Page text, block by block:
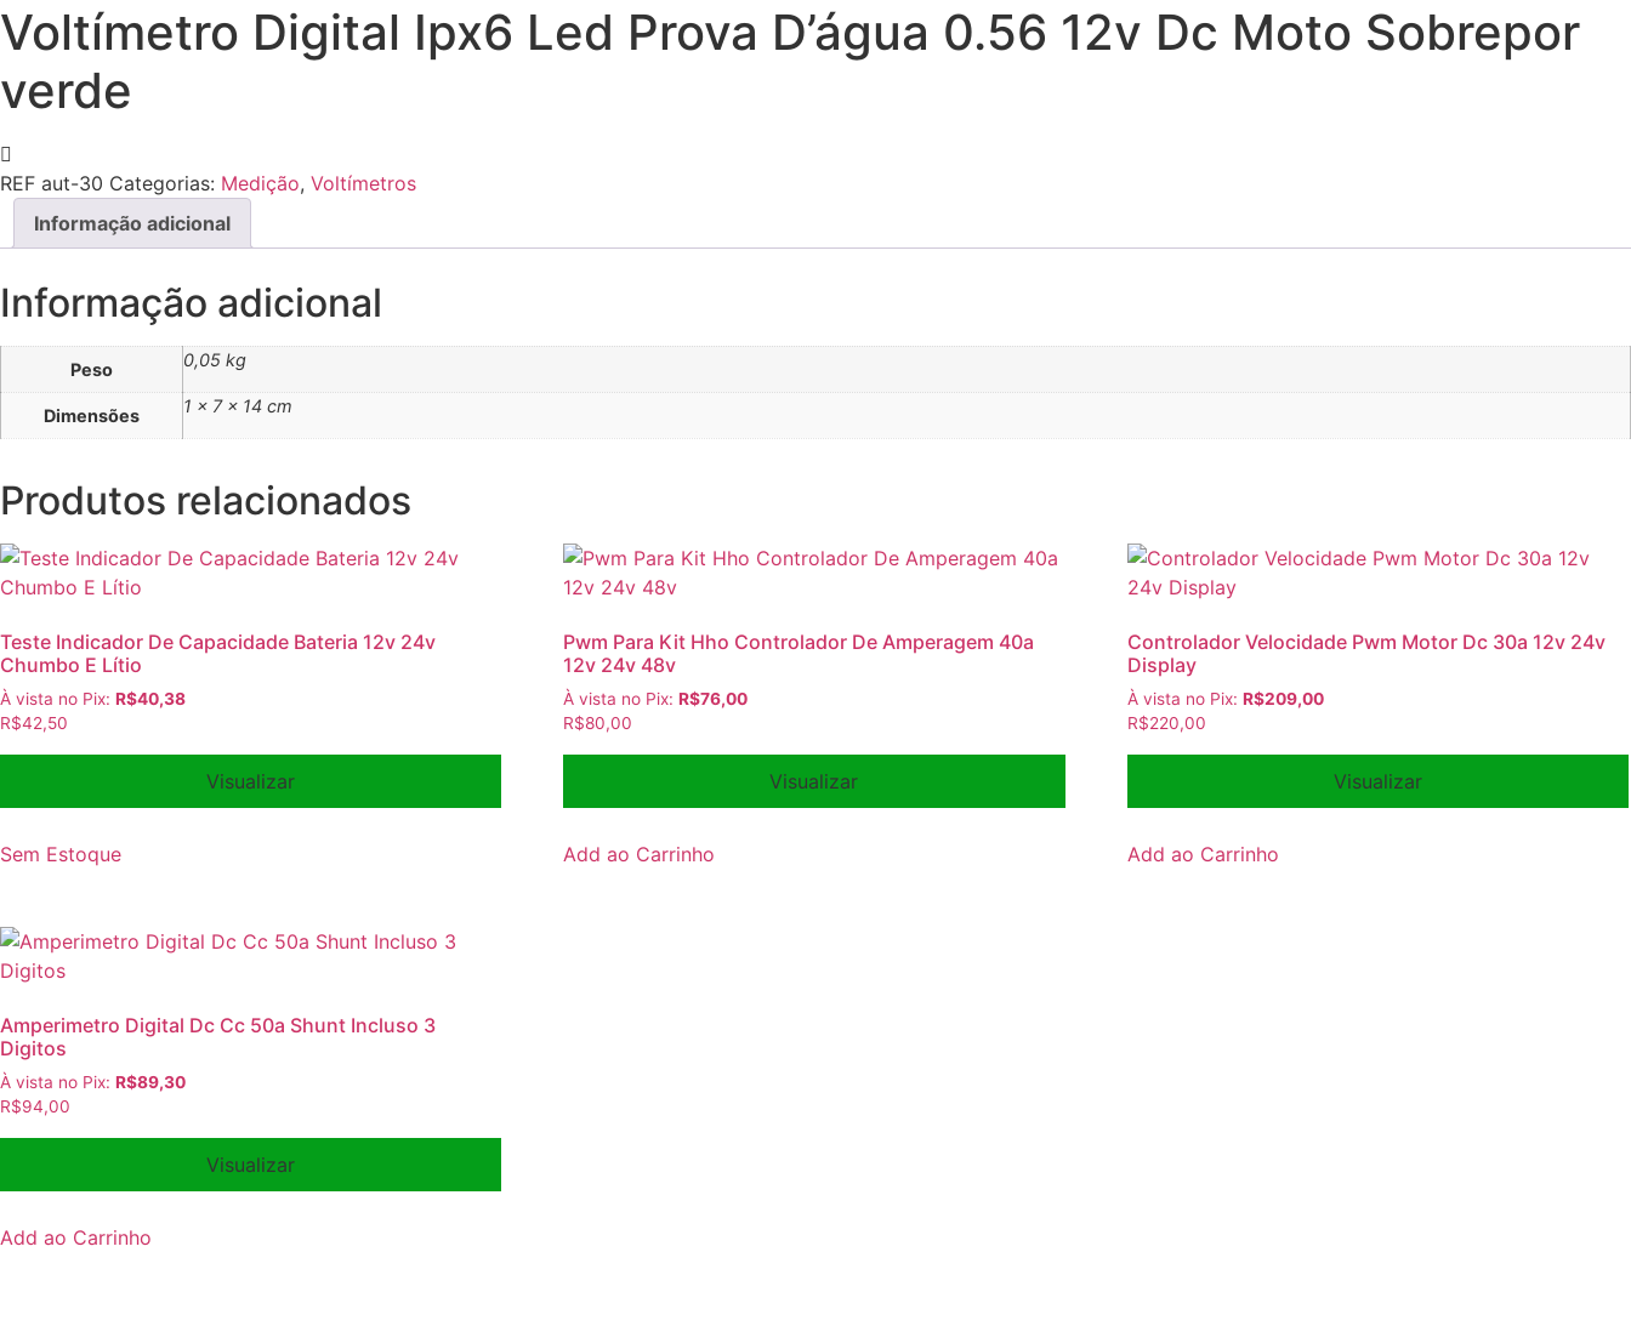
Voltímetro Digital Ipx6 Led Prova D’água 0.56 12v Dc Moto Sobrepor
verde
REF aut-30 Categorias: Medição, Voltímetros
Informação adicional
Informação adicional
Peso 0,05 kg
Dimensões 1 × 7 × 14 cm
Produtos relacionados
Teste Indicador De Capacidade Bateria 12v 24v
Chumbo E Lítio
À vista no Pix: R$40,38
R$42,50
Visualizar
Sem Estoque
Pwm Para Kit Hho Controlador De Amperagem 40a
12v 24v 48v
À vista no Pix:R$76,00
R$80,00
Visualizar
Add ao Carrinho
Controlador Velocidade Pwm Motor Dc 30a 12v 24v
Display
À vista no Pix: R$209,00
R$220,00
Visualizar
Add ao Carrinho
Amperimetro Digital Dc Cc 50a Shunt Incluso 3
Digitos
À vista no Pix: R$89,30
R$94,00
Visualizar
Add ao Carrinho